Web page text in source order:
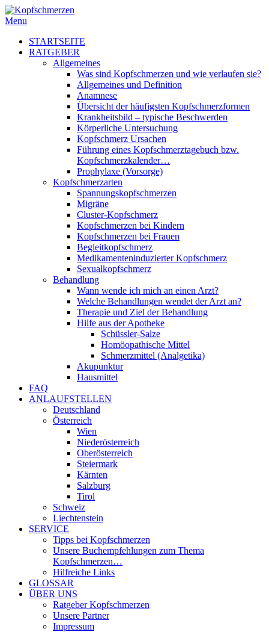
Menu
STARTSEITE
RATGEBER
Allgemeines
Was sind Kopfschmerzen und wie verlaufen sie?
Allgemeines und Definition
Anamnese
Übersicht der häufigsten Kopfschmerzformen
Krankheitsbild – typische Beschwerden
Körperliche Untersuchung
Kopfschmerz Ursachen
Führung eines Kopfschmerztagebuch bzw.
Kopfschmerzkalender…
Prophylaxe (Vorsorge)
Kopfschmerzarten
Spannungskopfschmerzen
Migräne
Cluster-Kopfschmerz
Kopfschmerzen bei Kindern
Kopfschmerzen bei Frauen
Begleitkopfschmerz
Medikamenteninduzierter Kopfschmerz
Sexualkopfschmerz
Behandlung
Wann wende ich mich an einen Arzt?
Welche Behandlungen wendet der Arzt an?
Therapie und Ziel der Behandlung
Hilfe aus der Apotheke
Schüssler-Salze
Homöopathische Mittel
Schmerzmittel (Analgetika)
Akupunktur
Hausmittel
FAQ
ANLAUFSTELLEN
Deutschland
Österreich
Wien
Niederösterreich
Oberösterreich
Steiermark
Kärnten
Salzburg
Tirol
Schweiz
Liechtenstein
SERVICE
Tipps bei Kopfschmerzen
Unsere Buchempfehlungen zum Thema
Kopfschmerzen…
Hilfreiche Links
GLOSSAR
ÜBER UNS
Ratgeber Kopfschmerzen
Unsere Partner
Impressum